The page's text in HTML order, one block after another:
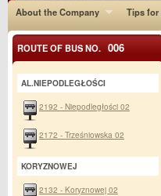
About the Company Tips for
ROUTE OF BUS NO. 006
AL.NIEPODLEGŁOŚCI
2192 - Niepodległości 02
2172 - Trześniowska 02
KORYZNOWEJ
2132 - Koryznowej 02